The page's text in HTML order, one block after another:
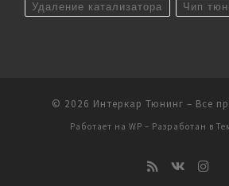
Удаление катализатора Чип
© 2026 Интеркар Тюнинг – Все
Работает на WP – Разработан в